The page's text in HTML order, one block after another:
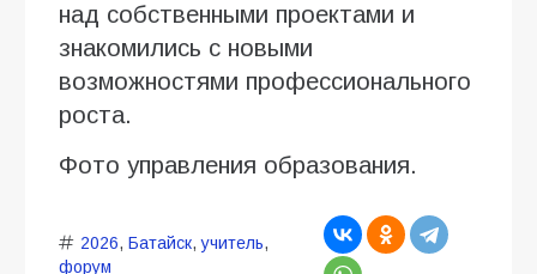
над собственными проектами и
знакомились с новыми
возможностями профессионального
роста.
Фото управления образования.
2026, Батайск,учитель,
форум